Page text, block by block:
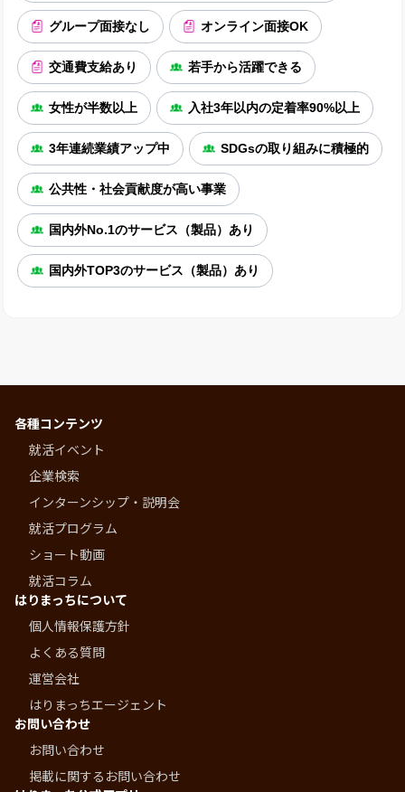
グループ面接なし オンライン面接OK
交通費支給あり 若手から活躍できる
女性が半数以上 入社3年以内の定着率90%以上
3年連続業績アップ中 SDGsの取り組みに積極的
公共性・社会貢献度が高い事業
国内外No.1のサービス（製品）あり
国内外TOP3のサービス（製品）あり
各種コンテンツ
就活イベント
企業検索
インターンシップ・説明会
就活プログラム
ショート動画
就活コラム
はりまっちについて
個人情報保護方針
よくある質問
運営会社
はりまっちエージェント
お問い合わせ
お問い合わせ
掲載に関するお問い合わせ